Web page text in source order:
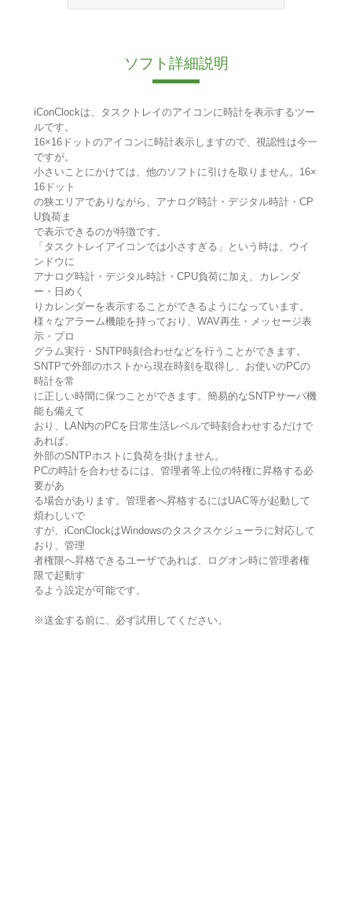
ソフト詳細説明
iConClockは、タスクトレイのアイコンに時計を表示するツー
ルです。
16×16ドットのアイコンに時計表示しますので、視認性は今一
ですが。
小さいことにかけては、他のソフトに引けを取りません。16×
16ドット
の狭エリアでありながら、アナログ時計・デジタル時計・CP
U負荷ま
で表示できるのが特徴です。
「タスクトレイアイコンでは小さすぎる」という時は、ウイ
ンドウに
アナログ時計・デジタル時計・CPU負荷に加え、カレンダ
ー・日めく
りカレンダーを表示することができるようになっています。
様々なアラーム機能を持っており、WAV再生・メッセージ表
示・プロ
グラム実行・SNTP時刻合わせなどを行うことができます。
SNTPで外部のホストから現在時刻を取得し、お使いのPCの
時計を常
に正しい時間に保つことができます。簡易的なSNTPサーバ機
能も備えて
おり、LAN内のPCを日常生活レベルで時刻合わせするだけで
あれば、
外部のSNTPホストに負荷を掛けません。
PCの時計を合わせるには、管理者等上位の特権に昇格する必
要があ
る場合があります。管理者へ昇格するにはUAC等が起動して
煩わしいで
すが、iConClockはWindowsのタスクスケジューラに対応して
おり、管理
者権限へ昇格できるユーザであれば、ログオン時に管理者権
限で起動す
るよう設定が可能です。
※送金する前に、必ず試用してください。